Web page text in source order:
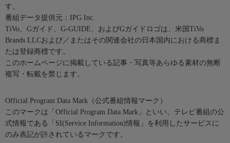
す。
番組データ提供元：IPG Inc.
TiVo、Gガイド、G-GUIDE、およびGガイドロゴは、米国TiVo
Brands LLCおよび／またはその関連会社の日本国内における商標ま
たは登録商標です。
このホームページに掲載している記事・写真等あらゆる素材の無断
複写・転載を禁じます。
Official Program Data Mark（公式番組情報マーク）
このマークは「Official Program Data Mark」といい、テレビ番組の公
式情報である「SI(Service Information)情報」を利用したサービスに
のみ表記が許されているマークです。